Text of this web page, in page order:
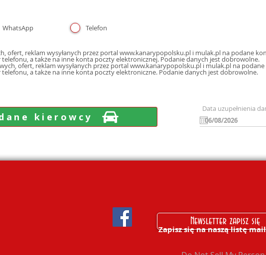
WhatsApp
Telefon
ofert, reklam wysyłanych przez portal www.kanarypopolsku.pl i mulak.pl na podane
poczty elektronicznej, oraz sms, mms na podany numer telefonu, a także na inne konta poczty elektronicznej. Podanie danych jest dobrowolne.
ofert, reklam wysyłanych przez portal www.kanarypopolsku.pl i mulak.pl na
a także na inne konta poczty elektroniczne. Podanie danych jest dobrowolne.
kierowcy
Data uzupełnienia
Newsletter zapisz się
Zapisz się na naszą listę